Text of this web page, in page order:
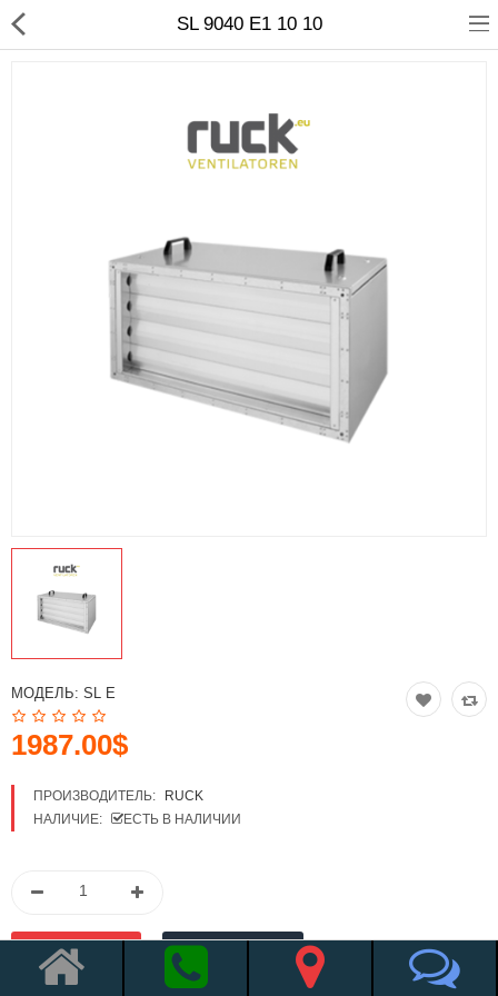
Системы вентиляции
Отопление
Закладки (0)
SL 9040 E1 10 10
МОДЕЛЬ: SL E
1987.00$
ПРОИЗВОДИТЕЛЬ:
RUCK
НАЛИЧИЕ:
ЕСТЬ В НАЛИЧИИ